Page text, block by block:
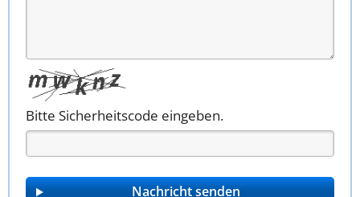
Bitte Sicherheitscode eingeben.